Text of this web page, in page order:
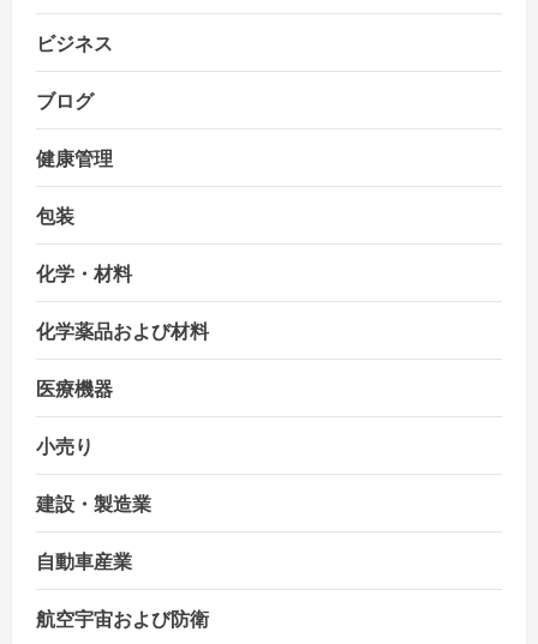
ビジネス
ブログ
健康管理
包装
化学・材料
化学薬品および材料
医療機器
小売り
建設・製造業
自動車産業
航空宇宙および防衛